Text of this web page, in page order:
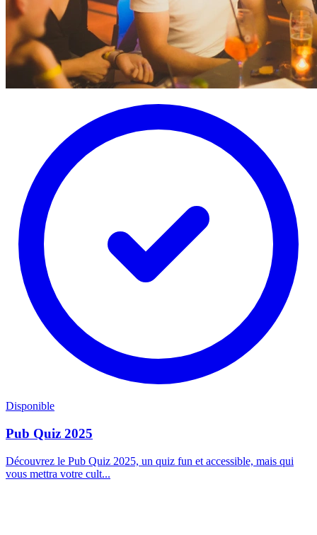
Disponible
Pub Quiz 2025
Découvrez le Pub Quiz 2025, un quiz fun et accessible, mais qui
vous mettra votre cult...